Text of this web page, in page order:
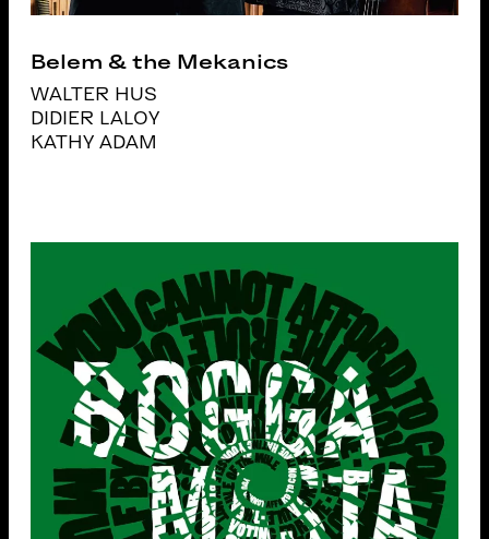
Belem & the Mekanics
WALTER HUS
DIDIER LALOY
KATHY ADAM